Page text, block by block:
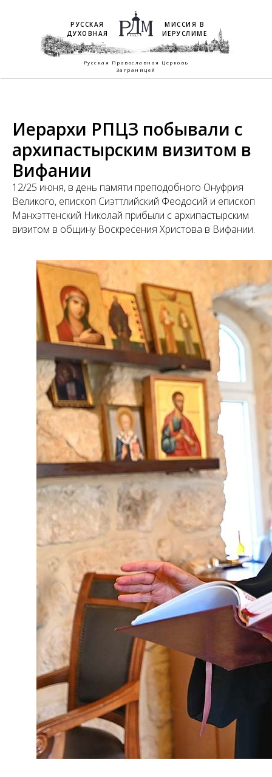
РУССКАЯ
ДУХОВНАЯ
МИССИЯ В
ИЕРУСЛИМЕ
Русская Православная Церковь
Заграницей
Иерархи РПЦЗ побывали с
архипастырским визитом в
Вифании
12/25 июня, в день памяти преподобного Онуфрия
Великого, епископ Сиэттлийский Феодосий и епископ
Манхэттенский Николай прибыли с архипастырским
визитом в общину Воскресения Христова в Вифании.